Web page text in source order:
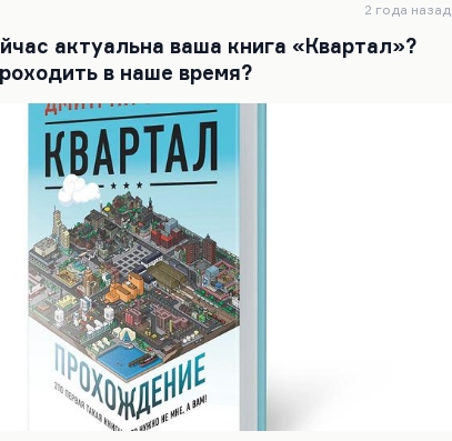
на даче своей. Или в «Березках»,
И у меня ровно такой же пейзаж здесь,
грибами. Но проблема в том, что до Чепелева
и два, в пробках. А…
2 года назад
актуальна ваша книга «Квартал»?
в наше время?